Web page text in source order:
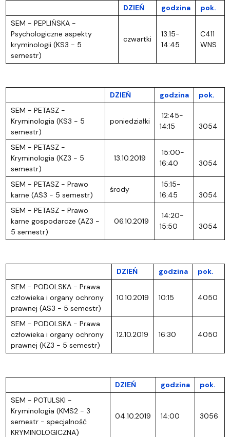
DZIEŃ godzina
pok.
SEM - PEPLIŃSKA -
Psychologiczne aspekty
kryminologii (KS3 - 5
semestr)
czwartki
13:15-
14:45
C411
WNS
DZIEŃ godzina
pok.
SEM - PETASZ -
Kryminologia (KS3 - 5
semestr)
poniedziałki
12:45-
14:15
3054
SEM - PETASZ -
Kryminologia (KZ3 - 5
semestr)
13.10.2019
15:00-
16:40
3054
SEM - PETASZ - Prawo
karne (AS3 - 5 semestr)
środy
15:15-
16:45
3054
SEM - PETASZ - Prawo
karne gospodarcze (AZ3 -
5 semestr)
06.10.2019
14:20-
15:50
3054
DZIEŃ godzina
pok.
SEM - PODOLSKA - Prawa
człowieka i organy ochrony
prawnej (AS3 - 5 semestr)
10.10.2019 10:15 4050
SEM - PODOLSKA - Prawa
człowieka i organy ochrony
prawnej (KZ3 - 5 semestr)
12.10.2019 16:30 4050
DZIEŃ godzina
pok.
SEM - POTULSKI -
Kryminologia (KMS2 - 3
semestr - specjalność
KRYMINOLOGICZNA)
04.10.2019 14:00 3056